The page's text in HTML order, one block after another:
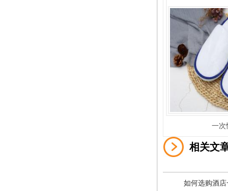
一次
相关文
如何选购酒